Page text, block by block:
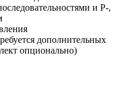
и P-,
дополнительных
опционально)